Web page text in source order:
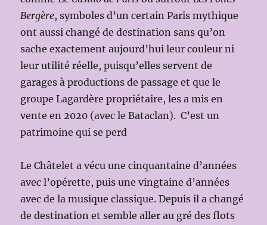
Bergère, symboles d’un certain Paris mythique
ont aussi changé de destination sans qu’on
sache exactement aujourd’hui leur couleur ni
leur utilité réelle, puisqu’elles servent de
garages à productions de passage et que le
groupe Lagardère propriétaire, les a mis en
vente en 2020 (avec le Bataclan). C’est un
patrimoine qui se perd
Le Châtelet a vécu une cinquantaine d’années
avec l’opérette, puis une vingtaine d’années
avec de la musique classique. Depuis il a changé
de destination et semble aller au gré des flots